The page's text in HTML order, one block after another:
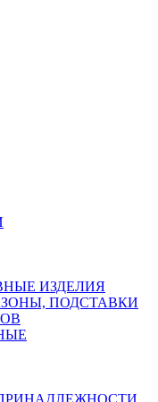
ИЗДЕЛИЯ
ПОДСТАВКИ